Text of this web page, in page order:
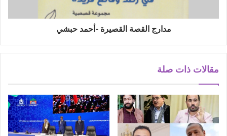
مدارج القصة القصيرة -أحمد حبشي
مقالات ذات صلة